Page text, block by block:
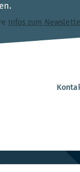
Infos zum